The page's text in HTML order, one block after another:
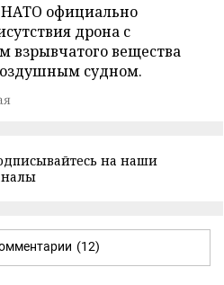
НАТО официально
дрона с
взрывчатого вещества
судном.
на наши
(12)